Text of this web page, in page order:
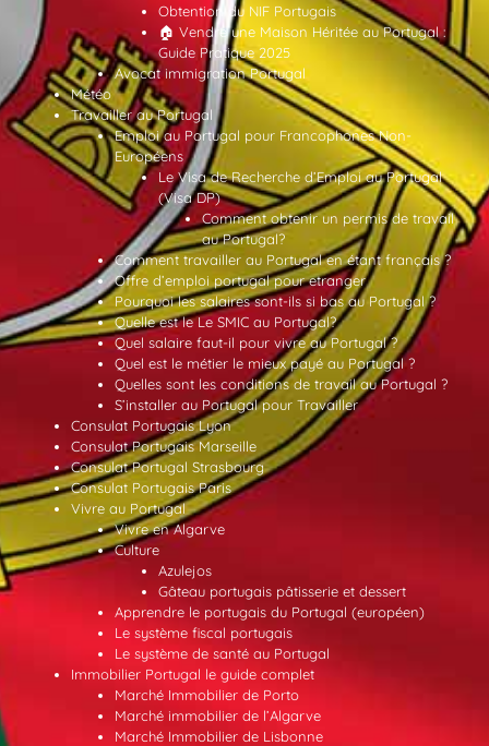
Obtention du NIF Portugais
🏠 Vendre une Maison Héritée au Portugal :
Guide Pratique 2025
Avocat immigration Portugal
Météo
Travailler au Portugal
Emploi au Portugal pour Francophones Non-
Européens
Le Visa de Recherche d’Emploi au Portugal
(Visa DP)
Comment obtenir un permis de travail
au Portugal?
Comment travailler au Portugal en étant français ?
Offre d’emploi portugal pour etranger
Pourquoi les salaires sont-ils si bas au Portugal ?
Quelle est le Le SMIC au Portugal?
Quel salaire faut-il pour vivre au Portugal ?
Quel est le métier le mieux payé au Portugal ?
Quelles sont les conditions de travail au Portugal ?
S’installer au Portugal pour Travailler
Consulat Portugais Lyon
Consulat Portugais Marseille
Consulat Portugal Strasbourg
Consulat Portugais Paris
Vivre au Portugal
Vivre en Algarve
Culture
Azulejos
Gâteau portugais pâtisserie et dessert
Apprendre le portugais du Portugal (européen)
Le système fiscal portugais
Le système de santé au Portugal
Immobilier Portugal le guide complet
Marché Immobilier de Porto
Marché immobilier de l’Algarve
Marché Immobilier de Lisbonne